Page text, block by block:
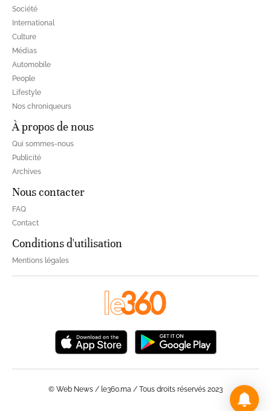
Société
International
Culture
Médias
Automobile
People
Lifestyle
Nos chroniqueurs
À propos de nous
Qui sommes-nous
Publicité
Archives
Nous contacter
FAQ
Contact
Conditions d'utilisation
Mentions légales
© Web News / le360.ma / Tous droits réservés 2023